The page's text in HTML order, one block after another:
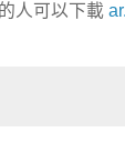
人可以下載